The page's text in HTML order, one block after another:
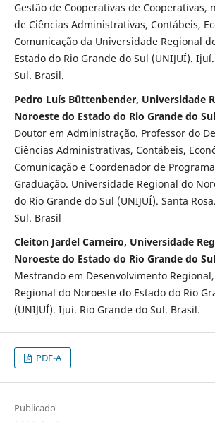
Gestão de Cooperativas de Cooperativas,
de Ciências Administrativas, Contábeis,
Comunicação da Universidade Regional
Estado do Rio Grande do Sul (UNIJUÍ).
Sul. Brasil.
Pedro Luís Büttenbender, Universidade
Noroeste do Estado do Rio Grande do
Doutor em Administração. Professor do
Ciências Administrativas, Contábeis,
Comunicação e Coordenador de
Graduação. Universidade Regional do
do Rio Grande do Sul (UNIJUÍ). Santa
Sul. Brasil
Cleiton Jardel Carneiro, Universidade
Noroeste do Estado do Rio Grande do
Mestrando em Desenvolvimento
Regional do Noroeste do Estado do Rio
(UNIJUÍ). Ijuí. Rio Grande do Sul. Brasil.
PDF-A
Publicado